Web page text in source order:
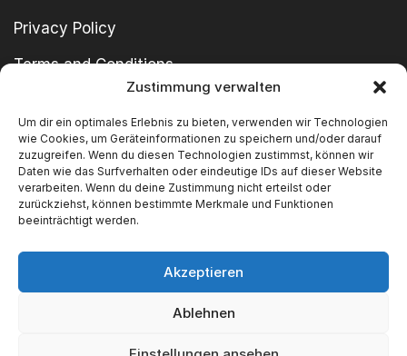
Zustimmung verwalten
Um dir ein optimales Erlebnis zu bieten, verwenden wir Technologien
wie Cookies, um Geräteinformationen zu speichern und/oder darauf
zuzugreifen. Wenn du diesen Technologien zustimmst, können wir
Daten wie das Surfverhalten oder eindeutige IDs auf dieser Website
verarbeiten. Wenn du deine Zustimmung nicht erteilst oder
zurückziehst, können bestimmte Merkmale und Funktionen
beeinträchtigt werden.
Akzeptieren
Ablehnen
Privacy Policy
Terms and Conditions
Copyright © 2024 SWT GmbH